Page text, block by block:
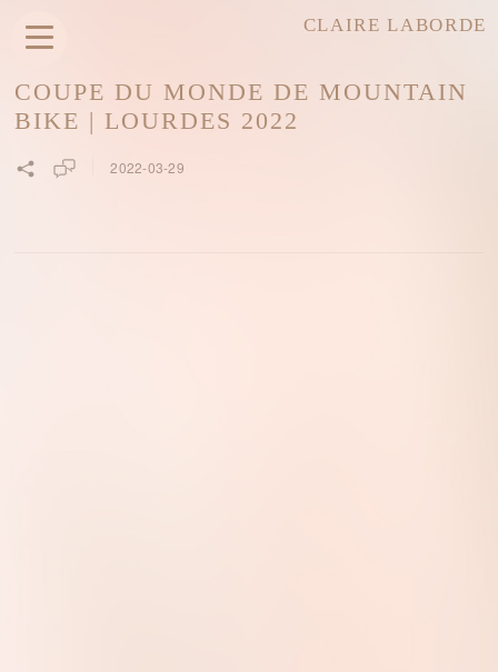
CLAIRE LABORDE
COUPE DU MONDE DE MOUNTAIN
BIKE | LOURDES 2022
2022-03-29